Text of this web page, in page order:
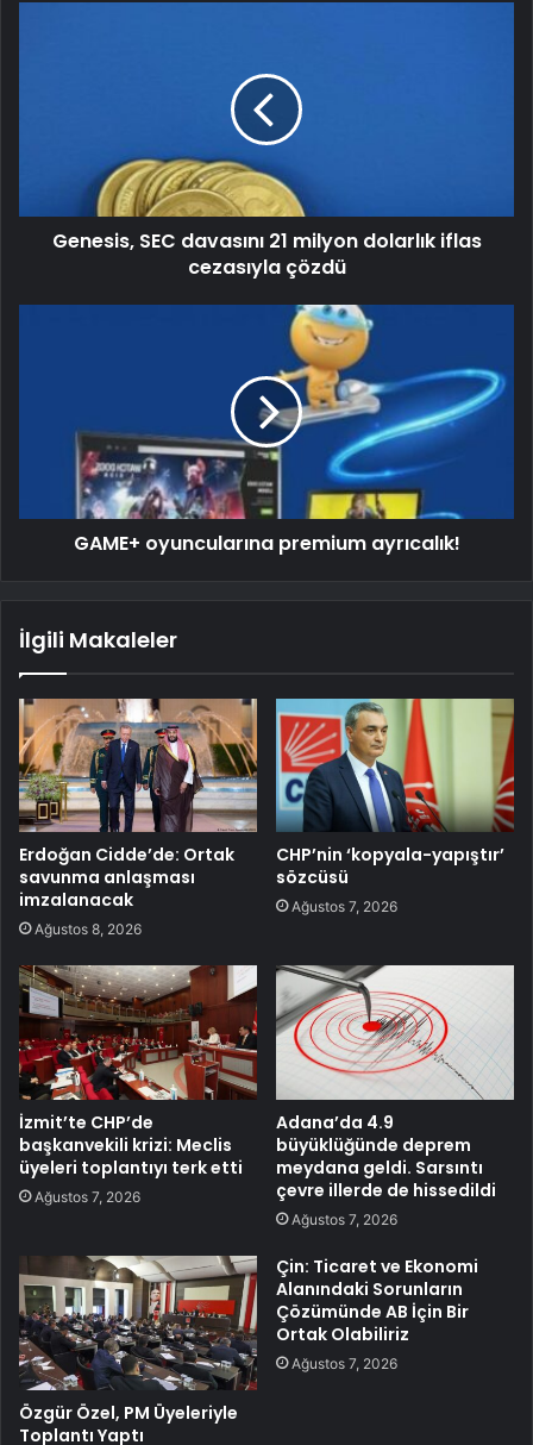
Genesis, SEC davasını 21 milyon dolarlık iflas
cezasıyla çözdü
GAME+ oyuncularına premium ayrıcalık!
İlgili Makaleler
Erdoğan Cidde’de: Ortak
savunma anlaşması
imzalanacak
Ağustos 8, 2026
CHP’nin ‘kopyala-yapıştır’
sözcüsü
Ağustos 7, 2026
İzmit’te CHP’de
başkanvekili krizi: Meclis
üyeleri toplantıyı terk etti
Ağustos 7, 2026
Adana’da 4.9
büyüklüğünde deprem
meydana geldi. Sarsıntı
çevre illerde de hissedildi
Ağustos 7, 2026
Özgür Özel, PM Üyeleriyle
Toplantı Yaptı
Çin: Ticaret ve Ekonomi
Alanındaki Sorunların
Çözümünde AB İçin Bir
Ortak Olabiliriz
Ağustos 7, 2026